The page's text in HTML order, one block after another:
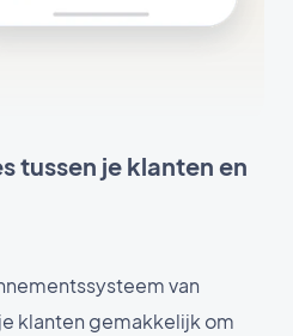
tussen je klanten en
van
klanten gemakkelijk om